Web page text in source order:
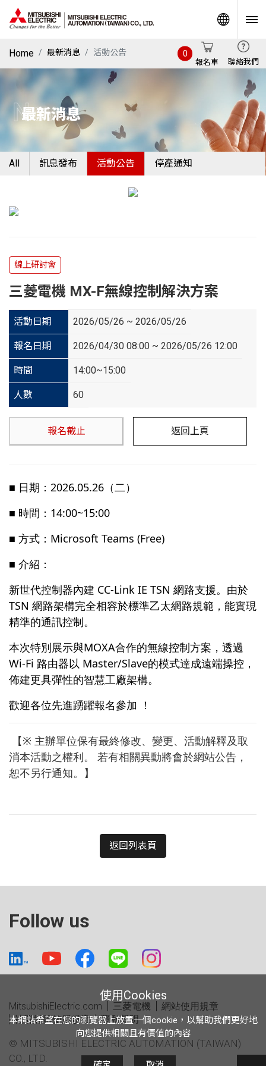
Home 最新消息 活動公告
報名車
0
聯絡我們
最新消息
News
All 訊息發布 活動公告 停產通知
線上研討會
三菱電機 MX-F無線控制解決方案
活動日期 2026/05/26 ~ 2026/05/26
報名日期 2026/04/30 08:00 ~ 2026/05/26 12:00
時間 14:00~15:00
人數 60
報名截止 返回上頁
■ 日期：2026.05.26（二）
■ 時間：14:00~15:00
■ 方式：Microsoft Teams (Free)
■ 介紹：
新世代控制器內建 CC-Link IE TSN 網路支援。由於
TSN 網路架構完全相容於標準乙太網路規範，能實現
精準的通訊控制。
本次特別展示與MOXA合作的無線控制方案，透過
Wi-Fi 路由器以 Master/Slave的模式達成遠端操控，
佈建更具彈性的智慧工廠架構。
歡迎各位先進踴躍報名參加 ！
【※ 主辦單位保有最終修改、變更、活動解釋及取
消本活動之權利。 若有相關異動將會於網站公告，
恕不另行通知。】
返回列表頁
Follow us
MitsubishiElectric.com 三菱電機
網站使用規章
社群媒體使用規章
隱私聲明
© MITSUBISHI ELECTRIC AUTOMATION (TAIWAN)
CO., LTD.
使用Cookies
本網站希望在您的瀏覽器上放置一個cookie，以幫助我們更好地
向您提供相關且有價值的內容